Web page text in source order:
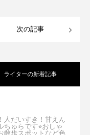
次の記事
ライターの新着記事
人だいすき！甘えん
ゅらです⭐︎おしゃ
散歩スポットなど色
勢賀の郷「愛犬と